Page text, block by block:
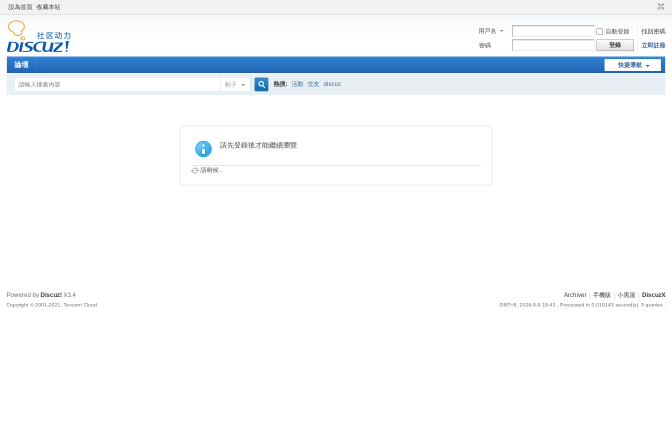
設為首頁 收藏本站
用戶名 自動登錄
找回密碼
密碼
登錄 立即註冊
快捷導航
論壇
帖子
索
熱搜: 活動 交友 discuz
請先登錄後才能繼續瀏覽
請稍候...
Archiver 手機版 小黑屋 DiscuzX
GMT+8, 2026-8-9 18:43 , Processed in 0.019143 second(s), 5 queries .
Powered by Discuz! X3.4
Copyright © 2001-2021, Tencent Cloud.